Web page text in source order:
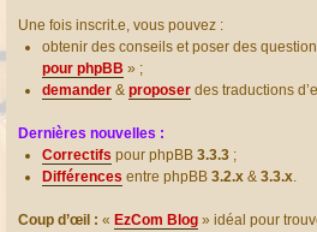
Une fois inscrit.e, vous pouvez :
obtenir des conseils et poser des
pour phpBB » ;
demander & proposer des traductions
Dernières nouvelles :
Correctifs pour phpBB 3.3.3 ;
Différences entre phpBB 3.2.x & 3.3.x.
Coup d’œil : « EzCom Blog » idéal pour